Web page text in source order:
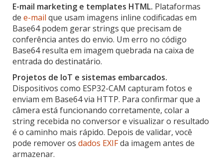
E-mail marketing e templates HTML. Plataformas
de e-mail que usam imagens inline codificadas em
Base64 podem gerar strings que precisam de
conferência antes do envio. Um erro no código
Base64 resulta em imagem quebrada na caixa de
entrada do destinatário.
Projetos de IoT e sistemas embarcados.
Dispositivos como ESP32-CAM capturam fotos e
enviam em Base64 via HTTP. Para confirmar que a
câmera está funcionando corretamente, colar a
string recebida no conversor e visualizar o resultado
é o caminho mais rápido. Depois de validar, você
pode remover os dados EXIFda imagem antes de
armazenar.